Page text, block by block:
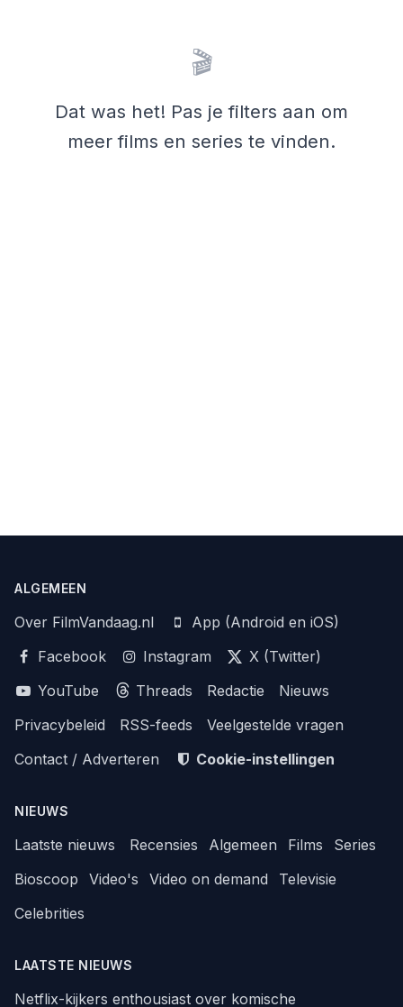
🎬
Dat was het! Pas je filters aan om
meer films en series te vinden.
ALGEMEEN
Over FilmVandaag.nl
App (Android en iOS)
Facebook
Instagram
X (Twitter)
YouTube
Threads Redactie
Nieuws
Privacybeleid
RSS-feeds
Veelgestelde vragen
Contact / Adverteren
Cookie-instellingen
NIEUWS
Laatste nieuws Recensies Algemeen Films
Series
Bioscoop
Video's Video on demand
Televisie
Celebrities
LAATSTE NIEUWS
Netflix-kijkers enthousiast over komische